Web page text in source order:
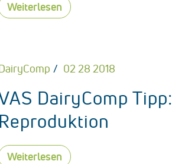
Weiterlesen
02 28 2018
DairyComp Tipp:
Weiterlesen